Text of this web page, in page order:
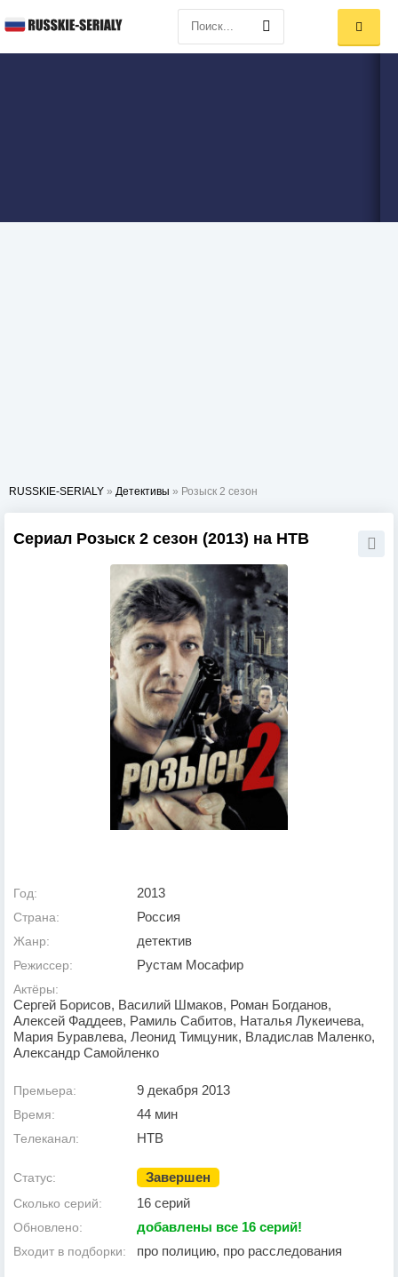
RUSSKIE-SERIALY » Детективы » Розыск 2 сезон
Сериал Розыск 2 сезон (2013) на НТВ
Год: 2013
Страна: Россия
Жанр: детектив
Режиссер: Рустам Мосафир
Актёры:
Сергей Борисов, Василий Шмаков, Роман Богданов,
Алексей Фаддеев, Рамиль Сабитов, Наталья Лукеичева,
Мария Буравлева, Леонид Тимцуник, Владислав Маленко,
Александр Самойленко
Премьера: 9 декабря 2013
Время: 44 мин
Телеканал: НТВ
Статус: Завершен
Сколько серий: 16 серий
Обновлено: добавлены все 16 серий!
Входит в подборки: про полицию, про расследования